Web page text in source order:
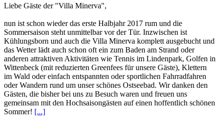
Liebe Gäste der "Villa Minerva",
nun ist schon wieder das erste Halbjahr 2017 rum und die
Sommersaison steht unmittelbar vor der Tür. Inzwischen ist
Kühlungsborn und auch die Villa Minerva komplett ausgebucht und
das Wetter lädt auch schon oft ein zum Baden am Strand oder
anderen attraktiven Aktivitäten wie Tennis im Lindenpark, Golfen in
Wittenbeck (mit reduzierten Greenfees für unsere Gäste), Klettern
im Wald oder einfach entspannten oder sportlichen Fahrradfahren
oder Wandern rund um unser schönes Ostseebad. Wir danken den
Gästen, die bisher bei uns zu Besuch waren und freuen uns
gemeinsam mit den Hochsaisongästen auf einen hoffentlich schönen
Sommer! [...]